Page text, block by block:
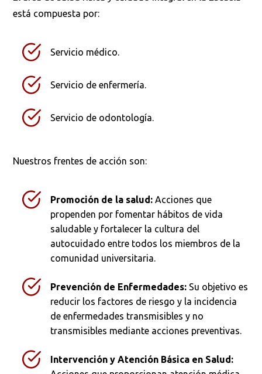
está compuesta por:
Servicio médico.
Servicio de enfermería.
Servicio de odontología.
Nuestros frentes de acción son:
Promoción de la salud: Acciones que
propenden por fomentar hábitos de vida
saludable y fortalecer la cultura del
autocuidado entre todos los miembros de la
comunidad universitaria.
Prevención de Enfermedades: Su objetivo es
reducir los factores de riesgo y la incidencia
de enfermedades transmisibles y no
transmisibles mediante acciones preventivas.
Intervención y Atención Básica en Salud: